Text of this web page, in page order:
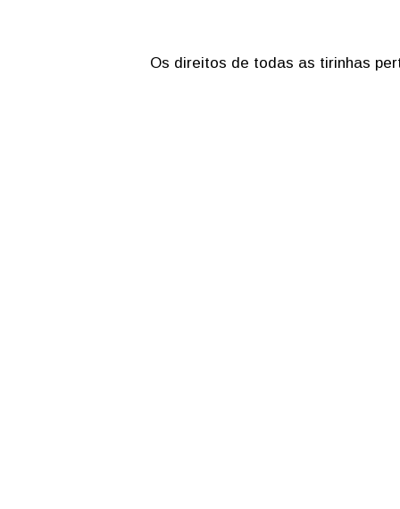
Os direitos de todas as tirinhas